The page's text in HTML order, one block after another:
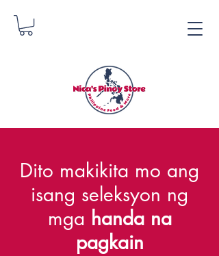
Tindahan ng Pinoy ni
Nica
Danica Zimmerman
Dito makikita mo ang
isang seleksyon ng
mga handa na
pagkain